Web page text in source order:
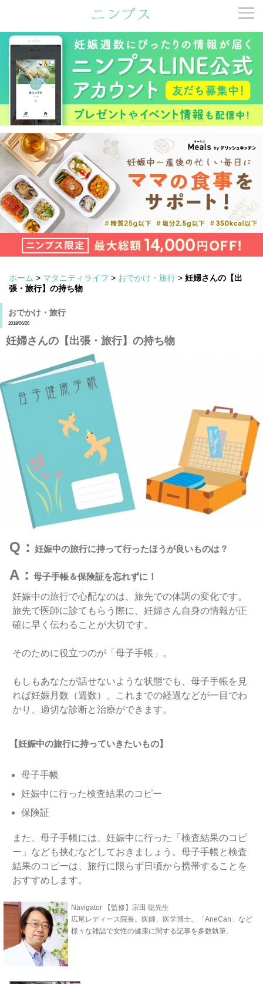
ホーム > マタニティライフ > おでかけ・旅行 > 妊婦さんの【出
張・旅行】の持ち物
おでかけ・旅行
2018/06/26
妊婦さんの【出張・旅行】の持ち物
Q： 妊娠中の旅行に持って行ったほうが良いものは？
A： 母子手帳＆保険証を忘れずに！
妊娠中の旅行で心配なのは、旅先での体調の変化です。
旅先で医師に診てもらう際に、妊婦さん自身の情報が正
確に早く伝わることが大切です。
そのために役立つのが「母子手帳」。
もしもあなたが話せないような状態でも、母子手帳を見
れば妊娠月数（週数）、これまでの経過などが一目でわ
かり、適切な診断と治療ができます。
【妊娠中の旅行に持っていきたいもの】
母子手帳
妊娠中に行った検査結果のコピー
保険証
また、母子手帳には、妊娠中に行った「検査結果のコピ
ー」なども挟むなどしておきましょう。母子手帳と検査
結果のコピーは、旅行に限らず日頃から携帯することを
おすすめします。
Navigator 【監修】宗田 聡先生
広尾レディース院長。医師、医学博士。「AneCan」など
様々な雑誌で女性の健康に関する記事を多数執筆。